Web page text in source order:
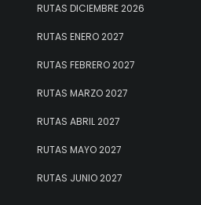
RUTAS DICIEMBRE 2026
RUTAS ENERO 2027
RUTAS FEBRERO 2027
RUTAS MARZO 2027
RUTAS ABRIL 2027
RUTAS MAYO 2027
RUTAS JUNIO 2027